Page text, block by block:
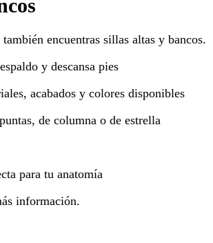
encuentras sillas altas y bancos.
y descansa pies
acabados y colores disponibles
de columna o de estrella
para tu anatomía
información.